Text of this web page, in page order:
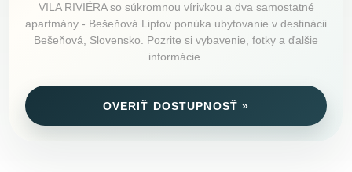
VILA RIVIÉRA so súkromnou vírivkou a dva samostatné
apartmány - Bešeňová Liptov ponúka ubytovanie v destinácii
Bešeňová, Slovensko. Pozrite si vybavenie, fotky a ďalšie
informácie.
OVERIŤ DOSTUPNOSŤ »